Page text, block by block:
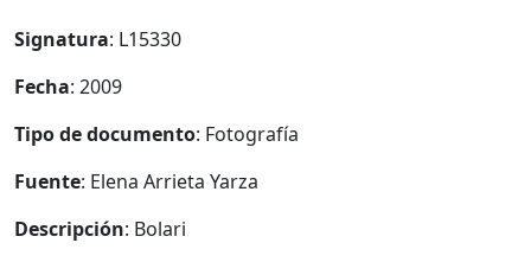
Signatura: L15330
Fecha: 2009
Tipo de documento: Fotografía
Fuente: Elena Arrieta Yarza
Descripción: Bolari